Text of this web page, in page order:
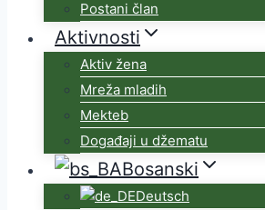
Postani član
Aktivnosti
Aktiv žena
Mreža mladih
Mekteb
Događaji u džematu
Bosanski
Deutsch